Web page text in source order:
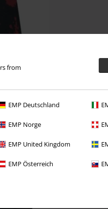
from
EMP Deutschland
EMP Norge
EMP United Kingdom
EMP Österreich